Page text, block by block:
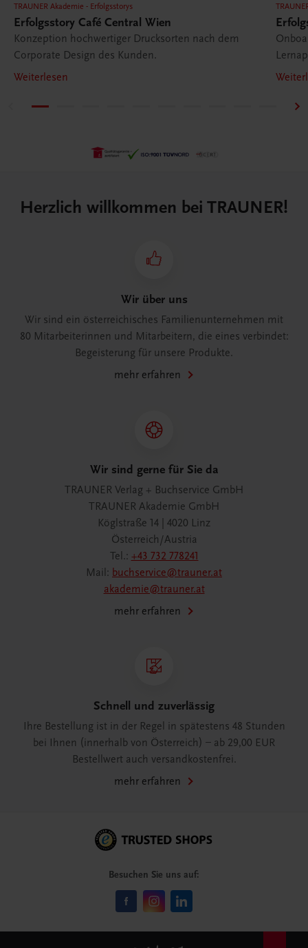
TRAUNER Akademie - Erfolgsstorys
Erfolgsstory Café Central Wien
Konzeption hochwertiger Drucksorten nach dem
Corporate Design des Kunden.
Weiterlesen
Herzlich willkommen bei TRAUNER!
Wir über uns
Wir sind ein österreichisches Familienunternehmen mit
80 Mitarbeiterinnen und Mitarbeitern, die eines verbindet:
Begeisterung für unsere Produkte.
mehr erfahren
Wir sind gerne für Sie da
TRAUNER Verlag + Buchservice GmbH
TRAUNER Akademie GmbH
Köglstraße 14 | 4020 Linz
Österreich/Austria
Tel.: +43 732 778241
Mail: buchservice@trauner.at
akademie@trauner.at
mehr erfahren
Schnell und zuverlässig
Ihre Bestellung ist in der Regel in spätestens 48 Stunden
bei Ihnen (innerhalb von Österreich) – ab 29,00 EUR
Bestellwert auch versandkostenfrei.
mehr erfahren
Besuchen Sie uns auf: